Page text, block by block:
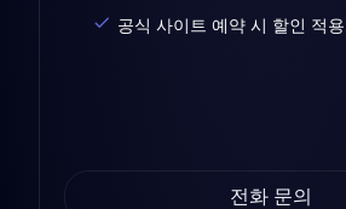
공식 사이트 예약 시 할인 적용
전화 문의